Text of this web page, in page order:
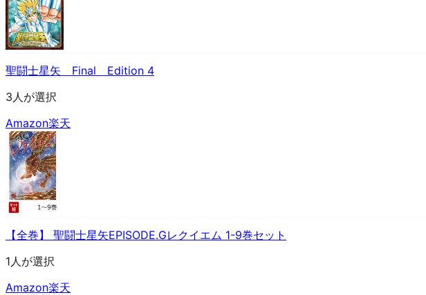
聖闘士星矢 Final Edition 4
3人が選択
Amazon楽天
【全巻】 聖闘士星矢EPISODE.Gレクイエム 1-9巻セット
1人が選択
Amazon楽天